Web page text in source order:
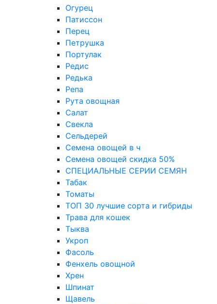
Огурец
Патиссон
Перец
Петрушка
Портулак
Редис
Редька
Репа
Рута овощная
Салат
Свекла
Сельдерей
Семена овощей в ч
Семена овощей скидка 50%
СПЕЦИАЛЬНЫЕ СЕРИИ СЕМЯН
Табак
Томаты
ТОП 30 лучшие сорта и гибриды
Трава для кошек
Тыква
Укроп
Фасоль
Фенхель овощной
Хрен
Шпинат
Щавель